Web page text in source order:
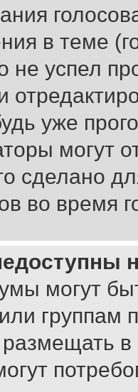
в теме
не успел
уже
могут
сделано
во время
могут
группам
размещать